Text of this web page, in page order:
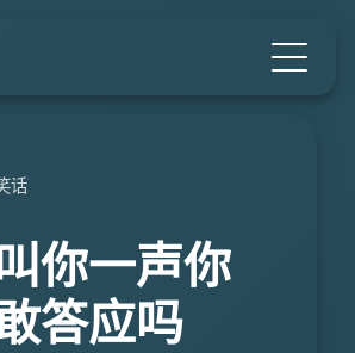
话
你一声你
答应吗